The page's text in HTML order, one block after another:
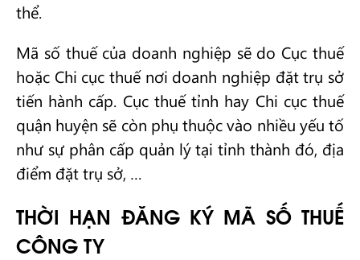
thể.
Mã số thuế của doanh nghiệp sẽ do Cục thuế
hoặc Chi cục thuế nơi doanh nghiệp đặt trụ sở
tiến hành cấp. Cục thuế tỉnh hay Chi cục thuế
quận huyện sẽ còn phụ thuộc vào nhiều yếu tố
như sự phân cấp quản lý tại tỉnh thành đó, địa
điểm đặt trụ sở, …
THỜI HẠN ĐĂNG KÝ MÃ SỐ THUẾ
CÔNG TY